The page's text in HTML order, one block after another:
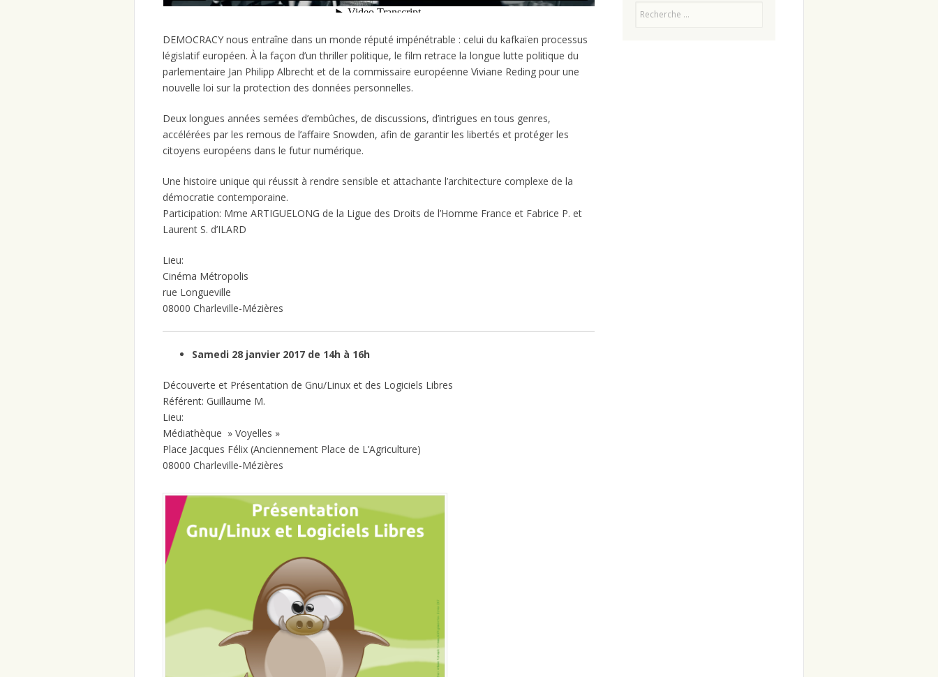
DEMOCRACY nous entraîne dans un monde réputé impénétrable : celui du kafkaïen processus
législatif européen. À la façon d’un thriller politique, le film retrace la longue lutte politique du
parlementaire Jan Philipp Albrecht et de la commissaire européenne Viviane Reding pour une
nouvelle loi sur la protection des données personnelles.
Deux longues années semées d’embûches, de discussions, d’intrigues en tous genres,
accélérées par les remous de l’affaire Snowden, afin de garantir les libertés et protéger les
citoyens européens dans le futur numérique.
Une histoire unique qui réussit à rendre sensible et attachante l’architecture complexe de la
démocratie contemporaine.
Participation: Mme ARTIGUELONG de la Ligue des Droits de l’Homme France et Fabrice P. et
Laurent S. d’ILARD
Lieu:
Cinéma Métropolis
rue Longueville
08000 Charleville-Mézières
Samedi 28 janvier 2017 de 14h à 16h
Découverte et Présentation de Gnu/Linux et des Logiciels Libres
Référent: Guillaume M.
Lieu:
Médiathèque » Voyelles »
Place Jacques Félix (Anciennement Place de L’Agriculture)
08000 Charleville-Mézières